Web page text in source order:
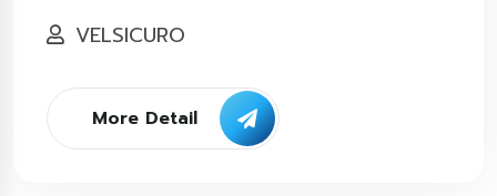
VELSICURO
More Detail